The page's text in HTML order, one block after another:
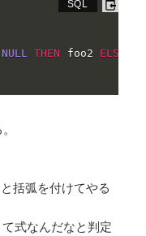
NULL THEN foo2 ELSE
括弧を付けてやる
式なんだなと判定